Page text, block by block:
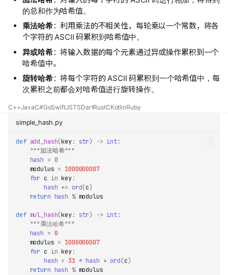
的总和作为哈希值。
乘法哈希：利用乘法的不相关性，每轮乘以一个常数，将各
个字符的 ASCII 码累积到哈希值中。
异或哈希：将输入数据的每个元素通过异或操作累积到一个
哈希值中。
旋转哈希：将每个字符的 ASCII 码累积到一个哈希值中，每
次累积之前都会对哈希值进行旋转操作。
C++JavaC#GoSwiftJSTSDartRustCKotlinRuby
simple_hash.py
def add_hash(key: str) -> int:
"""加法哈希"""
hash = 0
modulus = 1000000007
for c in key:
hash += ord(c)
return hash % modulus
def mul_hash(key: str) -> int:
"""乘法哈希"""
hash = 0
modulus = 1000000007
for c in key:
hash = 31 * hash + ord(c)
return hash % modulus